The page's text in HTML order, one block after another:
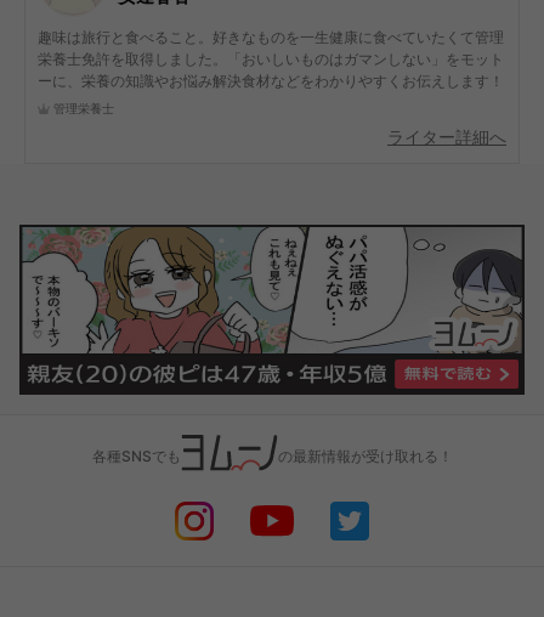
趣味は旅行と食べること。好きなものを一生健康に食べていたくて管理
栄養士免許を取得しました。「おいしいものはガマンしない」をモット
ーに、栄養の知識やお悩み解決食材などをわかりやすくお伝えします！
管理栄養士
ライター詳細へ
各種SNSでも の最新情報が受け取れる！